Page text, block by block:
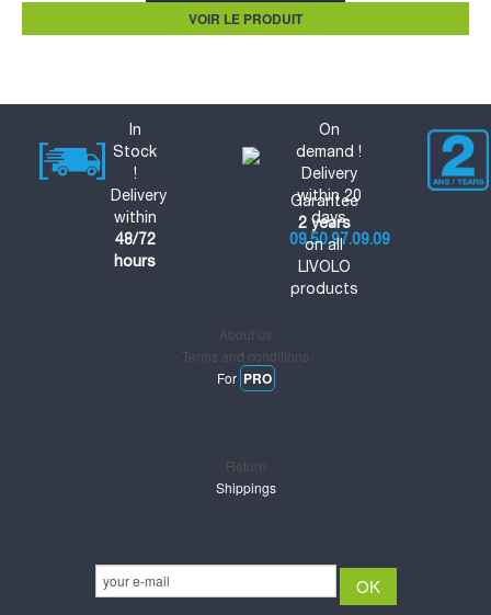
VOIR LE PRODUIT
In
Stock
!
Delivery
within
48/72
hours
On
demand !
Delivery
within 20
days
09.50.97.09.09
Garantee
2 years
on all
LIVOLO
products
About us
Terms and conditions
For PRO
Return
Shippings